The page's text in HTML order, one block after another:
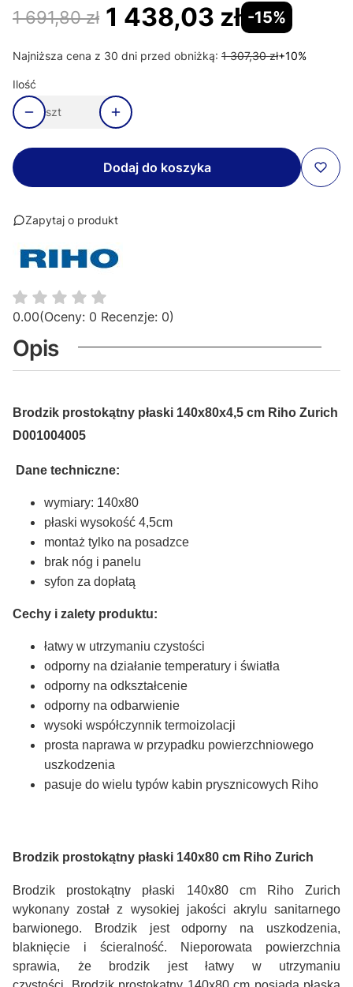
1 691,80 zł 1 438,03 zł -15%
Najniższa cena z 30 dni przed obniżką: 1 307,30 zł+10%
Ilość
szt
Dodaj do koszyka
Zapytaj o produkt
0.00(Oceny: 0 Recenzje: 0)
Opis
Brodzik prostokątny płaski 140x80x4,5 cm Riho Zurich
D001004005
Dane techniczne:
wymiary: 140x80
płaski wysokość 4,5cm
montaż tylko na posadzce
brak nóg i panelu
syfon za dopłatą
Cechy i zalety produktu:
łatwy w utrzymaniu czystości
odporny na działanie temperatury i światła
odporny na odkształcenie
odporny na odbarwienie
wysoki współczynnik termoizolacji
prosta naprawa w przypadku powierzchniowego
uszkodzenia
pasuje do wielu typów kabin prysznicowych Riho
Brodzik prostokątny płaski 140x80 cm Riho Zurich
Brodzik prostokątny płaski 140x80 cm Riho Zurich
wykonany został z wysokiej jakości akrylu sanitarnego
barwionego. Brodzik jest odporny na uszkodzenia,
blaknięcie i ścieralność. Nieporowata powierzchnia
sprawia, że brodzik jest łatwy w utrzymaniu